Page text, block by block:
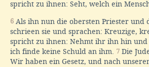
spricht zu ihnen: Seht, welch ein
6 Als ihn nun die obersten Priester und
schrieen sie und sprachen: Kreuzige,
spricht zu ihnen: Nehmt ihr ihn hin
ich finde keine Schuld an ihm. 7 Die
Wir haben ein Gesetz, und nach